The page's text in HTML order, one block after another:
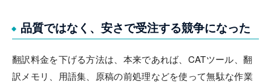
品質ではなく、安さで受注する競争になった
翻訳料金を下げる方法は、本来であれば、CATツール、翻
訳メモリ、用語集、原稿の前処理などを使って無駄な作業